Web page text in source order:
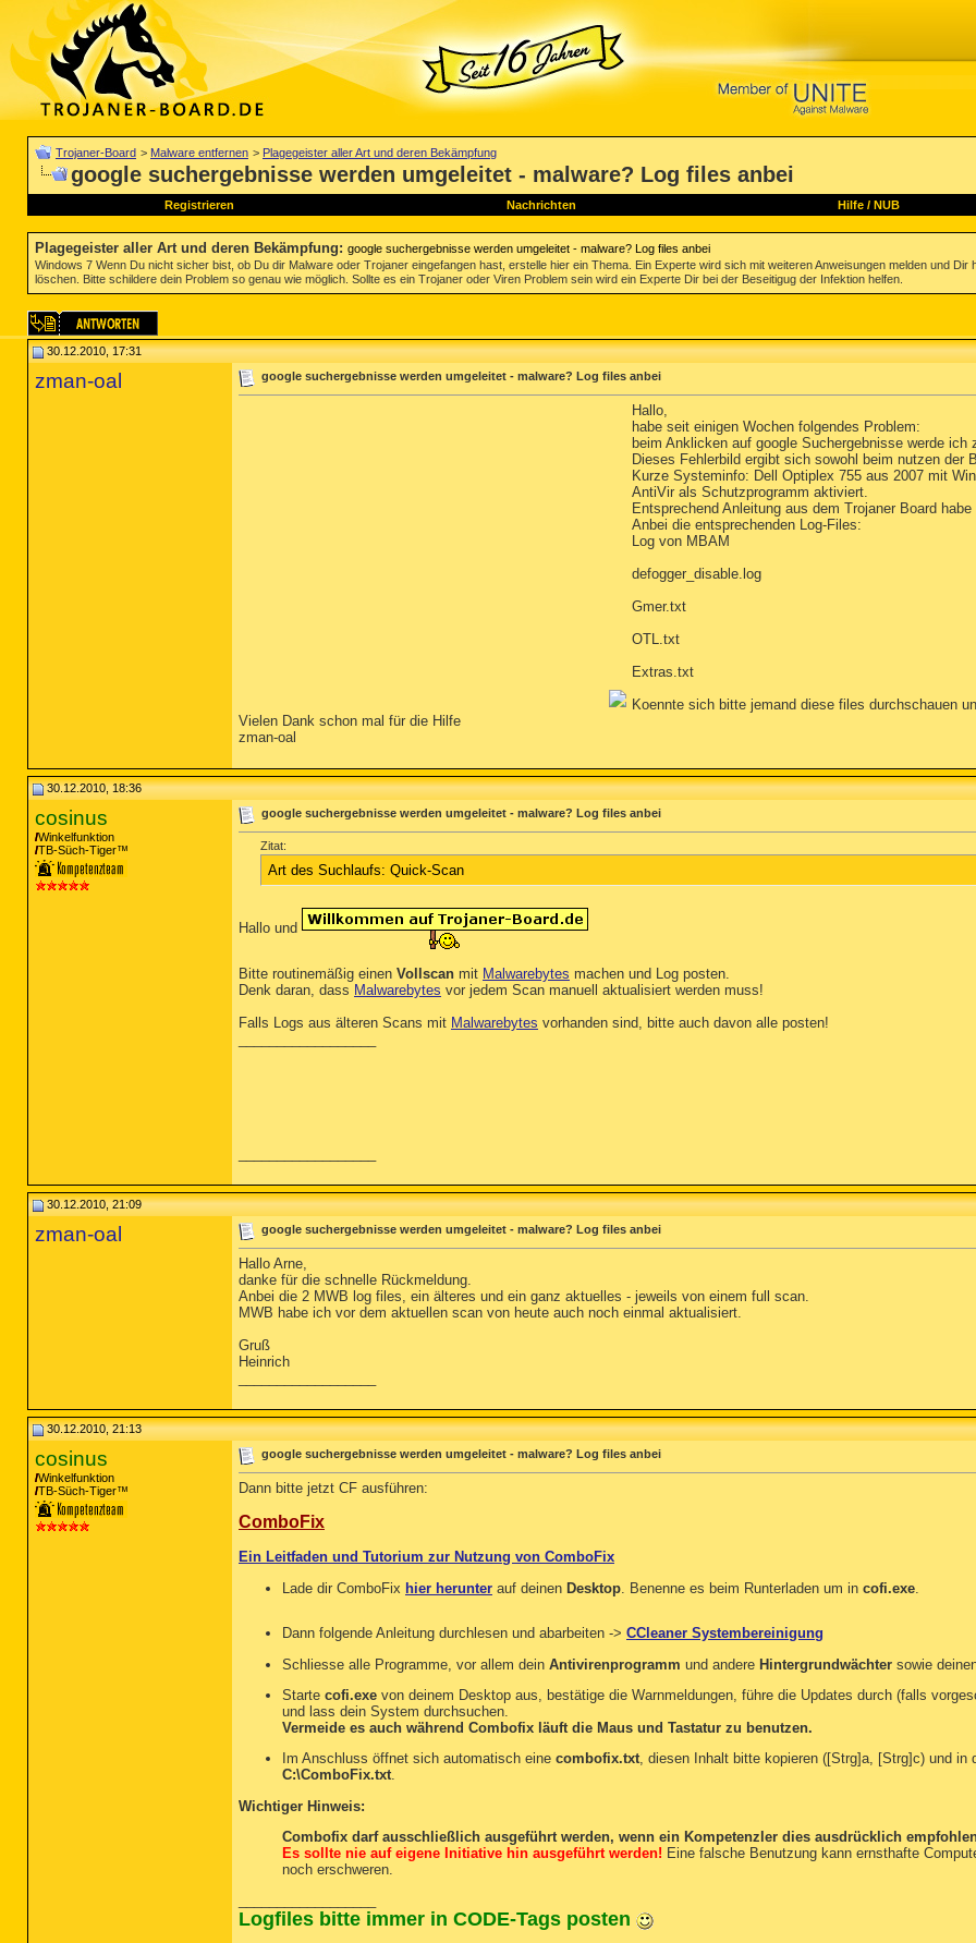
Trojaner-Board > Malware entfernen > Plagegeister aller Art und deren Bekämpfung
google suchergebnisse werden umgeleitet - malware? Log files anbei
Registrieren Nachrichten Hilfe/ NUB
Plagegeister aller Art und deren Bekämpfung: google suchergebnisse werden umgeleitet - malware? Log files anbei
Windows 7 Wenn Du nicht sicher bist, ob Du dir Malware oder Trojaner eingefangen hast, erstelle hier ein Thema. Ein Experte wird sich mit weiteren Anweisungen melden und
löschen. Bitte schildere dein Problem so genau wie möglich. Sollte es ein Trojaner oder Viren Problem sein wird ein Experte Dir bei der Beseitigug der Infektion helfen.
30.12.2010, 17:31
zman-oal google suchergebnisse werden umgeleitet - malware? Log files anbei
Hallo,
habe seit einigen Wochen folgendes Problem:
beim Anklicken auf google Suchergebnisse werde
Dieses Fehlerbild ergibt sich sowohl beim nutzen der
Kurze Systeminfo: Dell Optiplex 755 aus 2007 mit
AntiVir als Schutzprogramm aktiviert.
Entsprechend Anleitung aus dem Trojaner Board
Anbei die entsprechenden Log-Files:
Log von MBAM
defogger_disable.log
Gmer.txt
OTL.txt
Extras.txt
Koennte sich bitte jemand diese files durchschauen
Vielen Dank schon mal für die Hilfe
zman-oal
30.12.2010, 18:36
cosinus
Winkelfunktion
TB-Süch-Tiger™
google suchergebnisse werden umgeleitet - malware? Log files anbei
Zitat:
Art des Suchlaufs: Quick-Scan
Hallo und
Bitte routinemäßig einen Vollscan mit Malwarebytes machen und Log posten.
Denk daran, dass Malwarebytes vor jedem Scan manuell aktualisiert werden muss!
Falls Logs aus älteren Scans mit Malwarebytes vorhanden sind, bitte auch davon alle posten!
30.12.2010, 21:09
zman-oal google suchergebnisse werden umgeleitet - malware? Log files anbei
Hallo Arne,
danke für die schnelle Rückmeldung.
Anbei die 2 MWB log files, ein älteres und ein ganz aktuelles - jeweils von einem full scan.
MWB habe ich vor dem aktuellen scan von heute auch noch einmal aktualisiert.
Gruß
Heinrich
30.12.2010, 21:13
cosinus
Winkelfunktion
TB-Süch-Tiger™
google suchergebnisse werden umgeleitet - malware? Log files anbei
Dann bitte jetzt CF ausführen:
ComboFix
Ein Leitfaden und Tutorium zur Nutzung von ComboFix
Lade dir ComboFix hier herunter auf deinen Desktop . Benenne es beim Runterladen um in cofi.exe
Dann folgende Anleitung durchlesen und abarbeiten -> CCleaner Systembereinigung
Schliesse alle Programme, vor allem dein Antivirenprogramm und andere Hintergrundwächter sowie
Starte cofi.exe von deinem Desktop aus, bestätige die Warnmeldungen, führe die Updates durch (falls
und lass dein System durchsuchen.
Vermeide es auch während Combofix läuft die Maus und Tastatur zu benutzen.
Im Anschluss öffnet sich automatisch eine combofix.txt, diesen Inhalt bitte kopieren ([Strg]a, [Strg]c) und in
C:\ComboFix.txt.
Wichtiger Hinweis:
Combofix darf ausschließlich ausgeführt werden, wenn ein Kompetenzler dies ausdrücklich
Es sollte nie auf eigene Initiative hin ausgeführt werden! Eine falsche Benutzung kann ernsthafte
noch erschweren.
Logfiles bitte immer in CODE-Tags posten